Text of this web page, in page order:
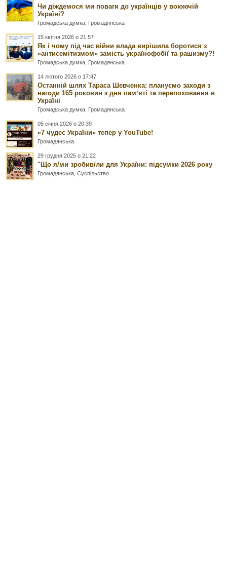
Чи діждемося ми поваги до українців у воюючій
Україні?
Громадська думка Громадянська
15 квітня 2026 о 21:57
Як і чому під час війни влада вирішила боротися з
«антисемітизмом» замість українофобії та рашизму?!
Громадська думка Громадянська
14 лютого 2026 о 17:47
Останній шлях Тараса Шевченка: плануємо заходи з
нагоди 165 роковин з дня памʼяті та перепоховання в
Україні
Громадська думка Громадянська
05 січня 2026 о 20:39
«7 чудес України» тепер у YouTube!
Громадянська
29 грудня 2025 о 21:22
"Що я/ми зробив/ли для України: підсумки 2026 року
Громадянська ,Суспільство